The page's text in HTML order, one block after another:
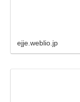
ejje.weblio.jp